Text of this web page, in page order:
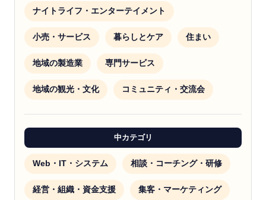
ナイトライフ・エンターテイメント
小売・サービス 暮らしとケア 住まい
地域の製造業 専門サービス
地域の観光・文化 コミュニティ・交流会
中カテゴリ
Web・IT・システム 相談・コーチング・研修
経営・組織・資金支援 集客・マーケティング